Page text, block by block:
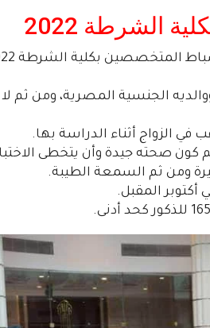
الشرطة 2022
الجنسية المصرية، ومن ثم